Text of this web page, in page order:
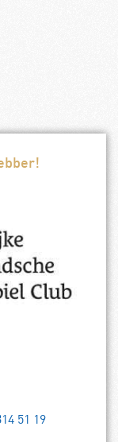
51 19